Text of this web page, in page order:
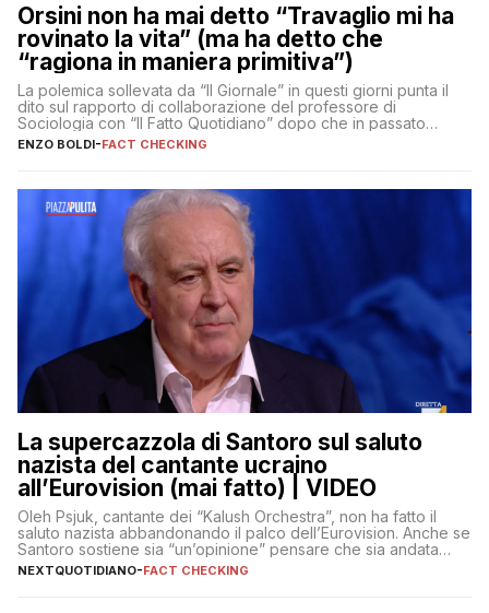
Orsini non ha mai detto “Travaglio mi ha
rovinato la vita” (ma ha detto che
“ragiona in maniera primitiva”)
La polemica sollevata da “Il Giornale” in questi giorni punta il
dito sul rapporto di collaborazione del professore di
Sociologia con “Il Fatto Quotidiano” dopo che in passato
erano volati stracci
ENZO BOLDI-FACT CHECKING
La supercazzola di Santoro sul saluto
nazista del cantante ucraino
all’Eurovision (mai fatto) | VIDEO
Oleh Psjuk, cantante dei “Kalush Orchestra”, non ha fatto il
saluto nazista abbandonando il palco dell’Eurovision. Anche se
Santoro sostiene sia “un’opinione” pensare che sia andata
così
NEXTQUOTIDIANO-FACT CHECKING